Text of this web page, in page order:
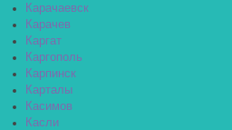
Карачаевск
Карачев
Каргат
Каргополь
Карпинск
Карталы
Касимов
Касли